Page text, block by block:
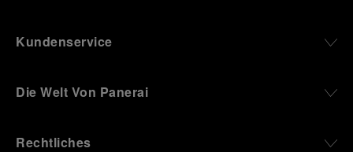
Kundenservice
Die Welt Von Panerai
Rechtliches